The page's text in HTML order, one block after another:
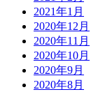
2021年1月
2020年12月
2020年11月
2020年10月
2020年9月
2020年8月